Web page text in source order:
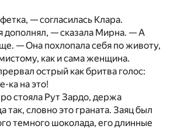
— согласилась Клара.
дополнял, — сказала Мирна. — А
— Она похлопала себя по животу,
как и сама женщина.
острый как бритва голос:
ка на это!
стояла Рут Зардо, держа
так, словно это граната. Заяц был
темного шоколада, его длинные